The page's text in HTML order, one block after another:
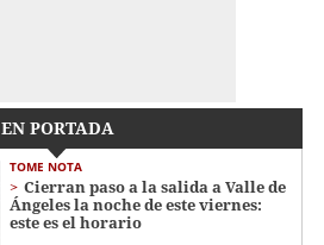
EN PORTADA
TOME NOTA
Cierran paso a la salida a Valle de
Ángeles la noche de este viernes:
este es el horario